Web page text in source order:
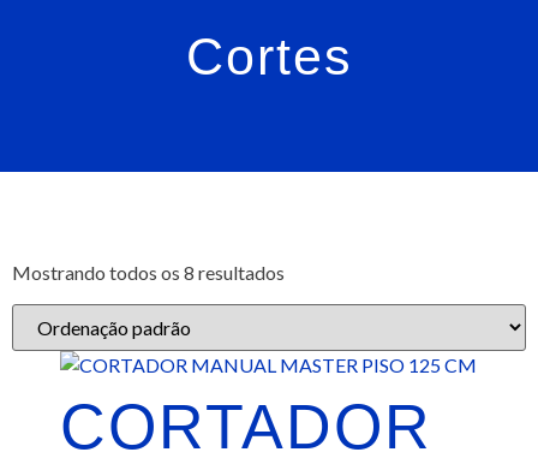
Cortes
Mostrando todos os 8 resultados
CORTADOR